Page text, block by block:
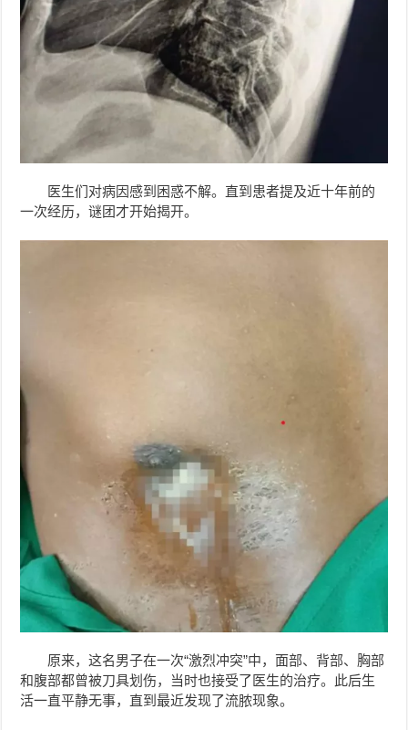
医生们对病因感到困惑不解。直到患者提及近十年前的
一次经历，谜团才开始揭开。
原来，这名男子在一次“激烈冲突”中，面部、背部、胸部
和腹部都曾被刀具划伤，当时也接受了医生的治疗。此后生
活一直平静无事，直到最近发现了流脓现象。